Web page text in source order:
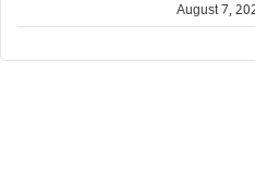
August 7,